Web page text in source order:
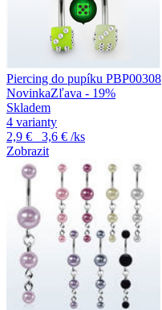
Piercing do pupíku PBP00308
NovinkaZľava - 19%
Skladem
4 varianty
2,9 €
3,6 € /ks
Zobrazit